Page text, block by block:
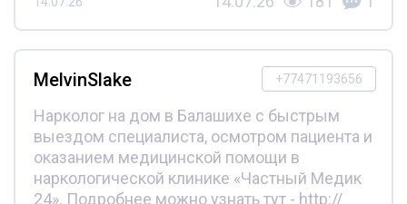
+77471193656
MelvinSlake
Нарколог на дом в Балашихе с быстрым
выездом специалиста, осмотром пациента и
оказанием медицинской помощи в
наркологической клинике «Частный Медик
24». Подробнее можно узнать тут - http://